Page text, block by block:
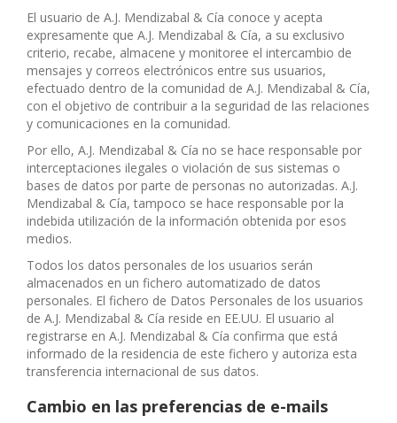
El usuario de A.J. Mendizabal & Cía conoce y acepta
expresamente que A.J. Mendizabal & Cía, a su exclusivo
criterio, recabe, almacene y monitoree el intercambio de
mensajes y correos electrónicos entre sus usuarios,
efectuado dentro de la comunidad de A.J. Mendizabal & Cía,
con el objetivo de contribuir a la seguridad de las relaciones
y comunicaciones en la comunidad.
Por ello, A.J. Mendizabal & Cía no se hace responsable por
interceptaciones ilegales o violación de sus sistemas o
bases de datos por parte de personas no autorizadas. A.J.
Mendizabal & Cía, tampoco se hace responsable por la
indebida utilización de la información obtenida por esos
medios.
Todos los datos personales de los usuarios serán
almacenados en un fichero automatizado de datos
personales. El fichero de Datos Personales de los usuarios
de A.J. Mendizabal & Cía reside en EE.UU. El usuario al
registrarse en A.J. Mendizabal & Cía confirma que está
informado de la residencia de este fichero y autoriza esta
transferencia internacional de sus datos.
Cambio en las preferencias de e-mails